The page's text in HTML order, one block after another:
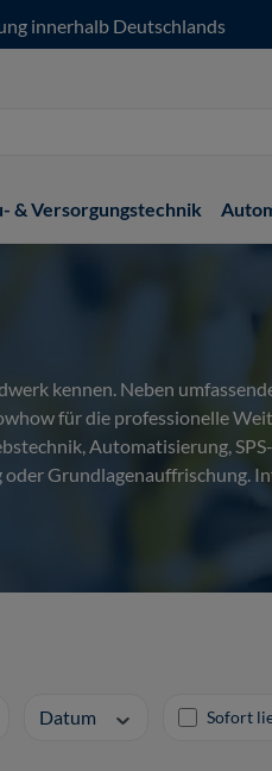
innerhalb Deutschlands
& Versorgungstechnik
kennen. Neben
für die professionelle
Automatisierung,
Grundlagenauffrischung.
Datum Sofort